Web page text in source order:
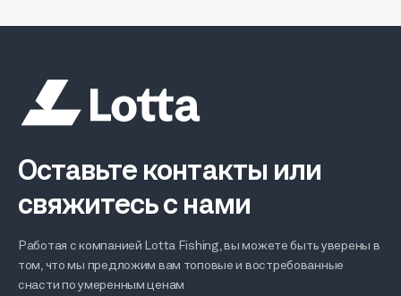
Оставьте контакты или
свяжитесь с нами
Работая с компанией Lotta Fishing, вы можете быть уверены в
том, что мы предложим вам топовые и востребованные
снасти по умеренным ценам